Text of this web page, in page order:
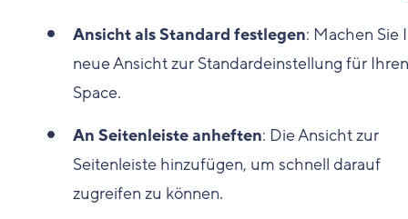
Ansicht als Standard festlegen: Machen Sie
neue Ansicht zur Standardeinstellung für Ihren
Space.
An Seitenleiste anheften: Die Ansicht zur
Seitenleiste hinzufügen, um schnell darauf
zugreifen zu können.